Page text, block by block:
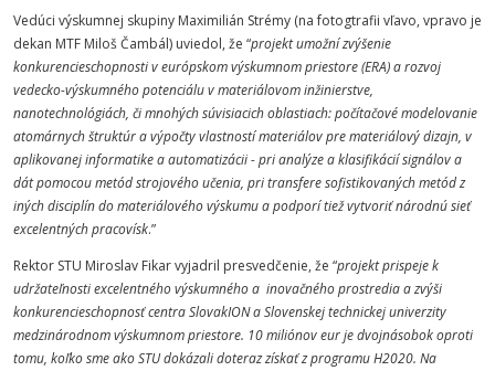
Vedúci výskumnej skupiny Maximilián Strémy (na fotogtrafii vľavo, vpravo je
dekan MTF Miloš Čambál) uviedol, že “projekt umožní zvýšenie
konkurencieschopnosti v európskom výskumnom priestore (ERA) a rozvoj
vedecko-výskumného potenciálu v materiálovom inžinierstve,
nanotechnológiách, či mnohých súvisiacich oblastiach: počítačové modelovanie
atomárnych štruktúr a výpočty vlastností materiálov pre materiálový dizajn, v
aplikovanej informatike a automatizácii - pri analýze a klasifikácií signálov a
dát pomocou metód strojového učenia, pri transfere sofistikovaných metód z
iných disciplín do materiálového výskumu a podporí tiež vytvoriť národnú sieť
excelentných pracovísk.”
Rektor STU Miroslav Fikar vyjadril presvedčenie, že “projekt prispeje k
udržateľnosti excelentného výskumného a inovačného prostredia a zvýši
konkurencieschopnosť centra SlovakION a Slovenskej technickej univerzity
medzinárodnom výskumnom priestore. 10 miliónov eur je dvojnásobok oproti
tomu, koľko sme ako STU dokázali doteraz získať z programu H2020. Na